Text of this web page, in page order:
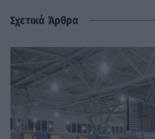
Σχετικά Άρθρα